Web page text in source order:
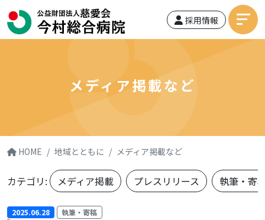
採用情報
メディア掲載など
HOME 地域とともに メディア掲載など
カテゴリ: メディア掲載 プレスリリース 執筆・寄
2025.06.28 執筆・寄稿